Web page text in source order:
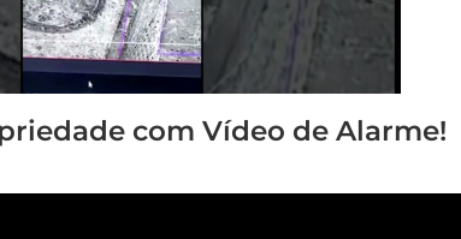
com Vídeo de Alarme!